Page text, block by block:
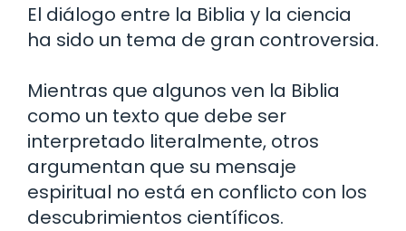
El diálogo entre la Biblia y la ciencia
ha sido un tema de gran controversia.
Mientras que algunos ven la Biblia
como un texto que debe ser
interpretado literalmente, otros
argumentan que su mensaje
espiritual no está en conflicto con los
descubrimientos científicos.